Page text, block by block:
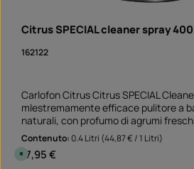
Citrus SPECIAL cleaner spray
162122
Carlofon Citrus Citrus SPECIAL
mlestremamente efficace pulitore a
naturali, con profumo di agrumi
grasso, olio, adesivi, resina, catrame
superfici non assorbenti e non
prima di incollare gli adesivi sul bordo
Contenuto: 0.4 Litri (44,87 € / 1 Litri)
Prezzo normale:
D
i
17,95 €